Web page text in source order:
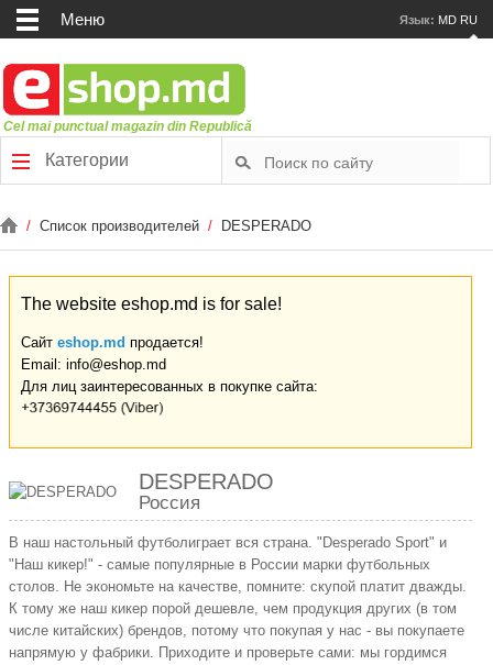
Меню Язык: MD RU
Cel mai punctual magazin din Republică
Категории
/ Список производителей / DESPERADO
The website eshop.md is for sale!
Сайт eshop.md продается!
Email: info@eshop.md
Для лиц заинтересованных в покупке сайта:
DESPERADO
Россия
В наш настольный футболиграет вся страна. "Desperado Sport" и
"Наш кикер!" - самые популярные в России марки футбольных
столов. Не экономьте на качестве, помните: скупой платит дважды.
К тому же наш кикер порой дешевле, чем продукция других (в том
числе китайских) брендов, потому что покупая у нас - вы покупаете
напрямую у фабрики. Приходите и проверьте сами: мы гордимся